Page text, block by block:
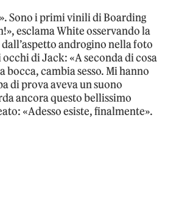
Sono i primi vinili di Boarding
esclama White osservando la
androgino nella foto
di Jack: «A seconda di cosa
bocca, cambia sesso. Mi hanno
di prova aveva un suono
ancora questo bellissimo
«Adesso esiste, finalmente».